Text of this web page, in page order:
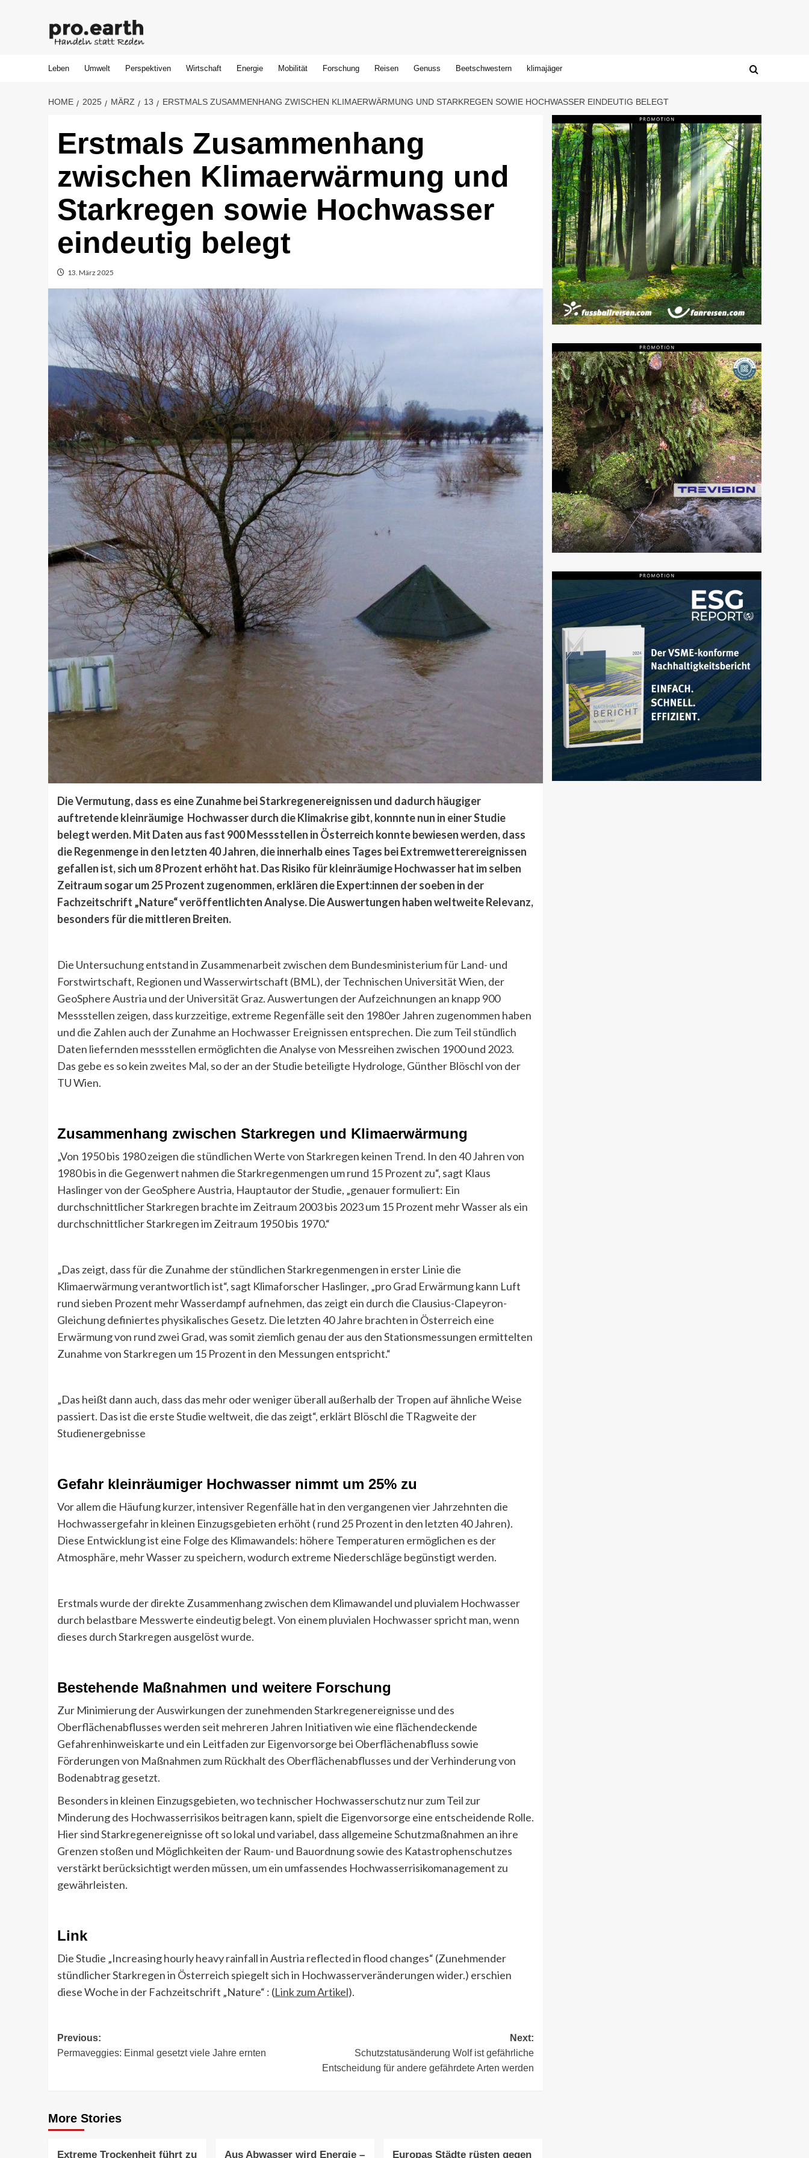
Leben Umwelt Perspektiven Wirtschaft Energie Mobilität Forschung Reisen Genuss Beetschwestern klimajäger
HOME 2025 MÄRZ 13 ERSTMALS ZUSAMMENHANG ZWISCHEN KLIMAERWÄRMUNG UND STARKREGEN SOWIE HOCHWASSER EINDEUTIG BELEGT
Erstmals Zusammenhang
zwischen Klimaerwärmung und
Starkregen sowie Hochwasser
eindeutig belegt
13. März 2025
Die Vermutung, dass es eine Zunahme bei Starkregenereignissen und dadurch häugiger
auftretende kleinräumige Hochwasser durch die Klimakrise gibt, konnnte nun in einer Studie
belegt werden. Mit Daten aus fast 900 Messstellen in Österreich konnte bewiesen werden, dass
die Regenmenge in den letzten 40 Jahren, die innerhalb eines Tages bei Extremwetterereignissen
gefallen ist, sich um 8 Prozent erhöht hat. Das Risiko für kleinräumige Hochwasser hat im selben
Zeitraum sogar um 25 Prozent zugenommen, erklären die Expert:innen der soeben in der
Fachzeitschrift „Nature“ veröffentlichten Analyse. Die Auswertungen haben weltweite Relevanz,
besonders für die mittleren Breiten.
Die Untersuchung entstand in Zusammenarbeit zwischen dem Bundesministerium für Land- und
Forstwirtschaft, Regionen und Wasserwirtschaft (BML), der Technischen Universität Wien, der
GeoSphere Austria und der Universität Graz. Auswertungen der Aufzeichnungen an knapp 900
Messstellen zeigen, dass kurzzeitige, extreme Regenfälle seit den 1980er Jahren zugenommen haben
und die Zahlen auch der Zunahme an Hochwasser Ereignissen entsprechen. Die zum Teil stündlich
Daten liefernden messstellen ermöglichten die Analyse von Messreihen zwischen 1900 und 2023.
Das gebe es so kein zweites Mal, so der an der Studie beteiligte Hydrologe, Günther Blöschl von der
TU Wien.
Zusammenhang zwischen Starkregen und Klimaerwärmung
„Von 1950 bis 1980 zeigen die stündlichen Werte von Starkregen keinen Trend. In den 40 Jahren von
1980 bis in die Gegenwert nahmen die Starkregenmengen um rund 15 Prozent zu“, sagt Klaus
Haslinger von der GeoSphere Austria, Hauptautor der Studie, „genauer formuliert: Ein
durchschnittlicher Starkregen brachte im Zeitraum 2003 bis 2023 um 15 Prozent mehr Wasser als ein
durchschnittlicher Starkregen im Zeitraum 1950 bis 1970.“
„Das zeigt, dass für die Zunahme der stündlichen Starkregenmengen in erster Linie die
Klimaerwärmung verantwortlich ist“, sagt Klimaforscher Haslinger, „pro Grad Erwärmung kann Luft
rund sieben Prozent mehr Wasserdampf aufnehmen, das zeigt ein durch die Clausius-Clapeyron-
Gleichung definiertes physikalisches Gesetz. Die letzten 40 Jahre brachten in Österreich eine
Erwärmung von rund zwei Grad, was somit ziemlich genau der aus den Stationsmessungen ermittelten
Zunahme von Starkregen um 15 Prozent in den Messungen entspricht.“
„Das heißt dann auch, dass das mehr oder weniger überall außerhalb der Tropen auf ähnliche Weise
passiert. Das ist die erste Studie weltweit, die das zeigt“, erklärt Blöschl die TRagweite der
Studienergebnisse
Gefahr kleinräumiger Hochwasser nimmt um 25% zu
Vor allem die Häufung kurzer, intensiver Regenfälle hat in den vergangenen vier Jahrzehnten die
Hochwassergefahr in kleinen Einzugsgebieten erhöht ( rund 25 Prozent in den letzten 40 Jahren).
Diese Entwicklung ist eine Folge des Klimawandels: höhere Temperaturen ermöglichen es der
Atmosphäre, mehr Wasser zu speichern, wodurch extreme Niederschläge begünstigt werden.
Erstmals wurde der direkte Zusammenhang zwischen dem Klimawandel und pluvialem Hochwasser
durch belastbare Messwerte eindeutig belegt. Von einem pluvialen Hochwasser spricht man, wenn
dieses durch Starkregen ausgelöst wurde.
Bestehende Maßnahmen und weitere Forschung
Zur Minimierung der Auswirkungen der zunehmenden Starkregenereignisse und des
Oberflächenabflusses werden seit mehreren Jahren Initiativen wie eine flächendeckende
Gefahrenhinweiskarte und ein Leitfaden zur Eigenvorsorge bei Oberflächenabfluss sowie
Förderungen von Maßnahmen zum Rückhalt des Oberflächenabflusses und der Verhinderung von
Bodenabtrag gesetzt.
Besonders in kleinen Einzugsgebieten, wo technischer Hochwasserschutz nur zum Teil zur
Minderung des Hochwasserrisikos beitragen kann, spielt die Eigenvorsorge eine entscheidende Rolle.
Hier sind Starkregenereignisse oft so lokal und variabel, dass allgemeine Schutzmaßnahmen an ihre
Grenzen stoßen und Möglichkeiten der Raum- und Bauordnung sowie des Katastrophenschutzes
verstärkt berücksichtigt werden müssen, um ein umfassendes Hochwasserrisikomanagement zu
gewährleisten.
Link
Die Studie „Increasing hourly heavy rainfall in Austria reflected in flood changes“ (Zunehmender
stündlicher Starkregen in Österreich spiegelt sich in Hochwasserveränderungen wider.) erschien
diese Woche in der Fachzeitschrift „Nature“ : (Link zum Artikel).
Post
navigation
Previous:
Permaveggies: Einmal gesetzt viele Jahre ernten
Next:
Schutzstatusänderung Wolf ist gefährliche
Entscheidung für andere gefährdete Arten werden
More Stories
Extreme Trockenheit führt zu Aus Abwasser wird Energie – Europas Städte rüsten gegen